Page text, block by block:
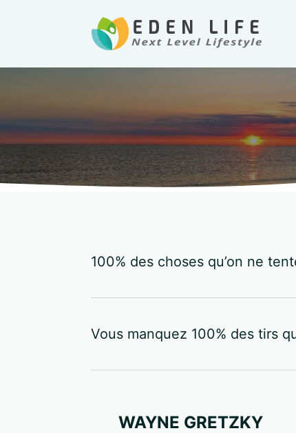
100% des choses qu’on ne
Vous manquez 100% des tirs
WAYNE GRETZKY